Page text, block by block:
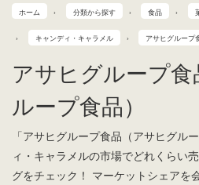
ホーム 分類から探す 食品
キャンディ・キャラメル アサヒグループ
アサヒグループ
ループ食品）
「アサヒグループ食品（アサヒグル
ィ・キャラメルの市場でどれくらい
グをチェック！ マーケットシェアを